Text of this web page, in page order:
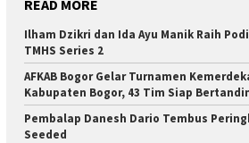
READ MORE
Ilham Dzikri dan Ida Ayu Manik Raih
TMHS Series 2
AFKAB Bogor Gelar Turnamen
Kabupaten Bogor, 43 Tim Siap
Pembalap Danesh Dario Tembus
Seeded